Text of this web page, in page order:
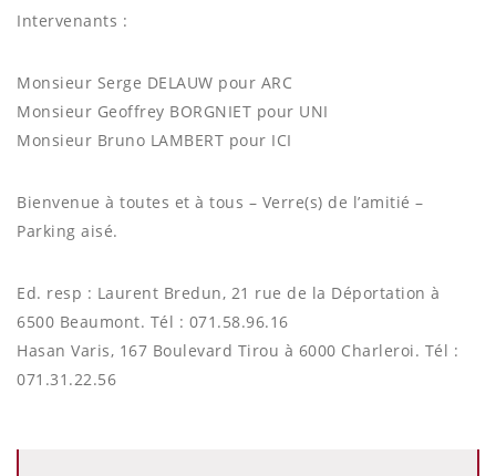
Intervenants :
Monsieur Serge DELAUW pour ARC
Monsieur Geoffrey BORGNIET pour UNI
Monsieur Bruno LAMBERT pour ICI
Bienvenue à toutes et à tous – Verre(s) de l’amitié –
Parking aisé.
Ed. resp : Laurent Bredun, 21 rue de la Déportation à
6500 Beaumont. Tél : 071.58.96.16
Hasan Varis, 167 Boulevard Tirou à 6000 Charleroi. Tél :
071.31.22.56